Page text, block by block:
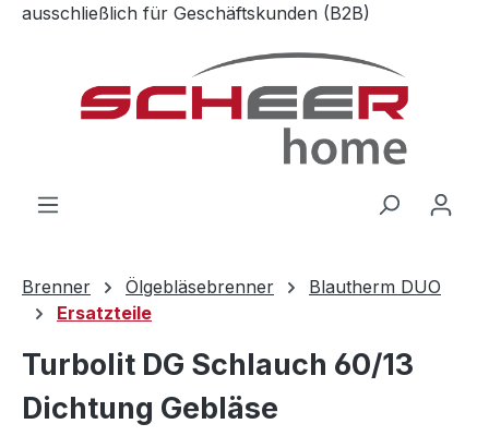
Zum Hauptinhalt springen
ausschließlich für Geschäftskunden (B2B)
Brenner Ölgebläsebrenner
Blautherm DUO
Ersatzteile
Turbolit DG Schlauch 60/13
Dichtung Gebläse